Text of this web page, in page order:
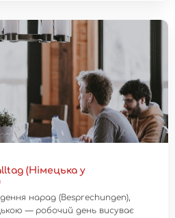
(Німецька у
нарад (Besprechungen),
— робочий день висуває